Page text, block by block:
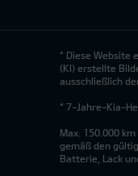
* Diese Website
(KI) erstellte
ausschließlich
* 7-Jahre-Kia-
Max. 150.000
gemäß den
Batterie, Lack